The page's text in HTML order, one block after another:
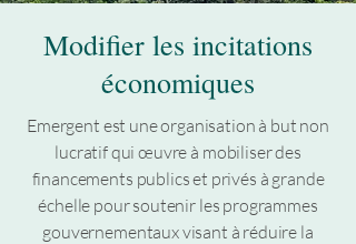
Modifier les incitations
économiques
Emergent est une organisation à but non
lucratif qui œuvre à mobiliser des
financements publics et privés à grande
échelle pour soutenir les programmes
gouvernementaux visant à réduire la